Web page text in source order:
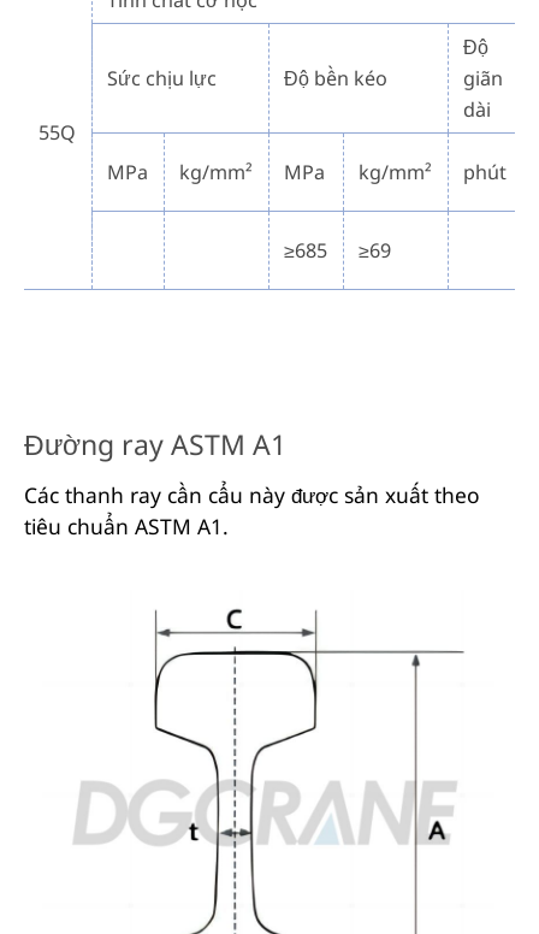
55Q
Sức chịu lực Độ bền kéo
Độ
giãn
dài
MPa kg/mm² MPa kg/mm² phút
≥685 ≥69
Đường ray ASTM A1
Các thanh ray cần cẩu này được sản xuất theo
tiêu chuẩn ASTM A1.